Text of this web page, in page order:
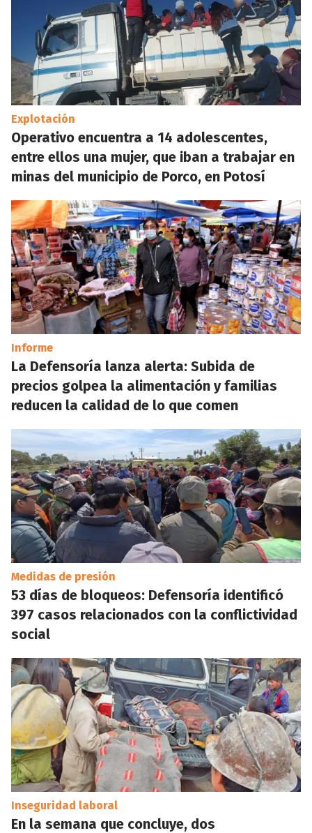
Explotación
Operativo encuentra a 14 adolescentes,
entre ellos una mujer, que iban a trabajar en
minas del municipio de Porco, en Potosí
Informe
La Defensoría lanza alerta: Subida de
precios golpea la alimentación y familias
reducen la calidad de lo que comen
Medidas de presión
53 días de bloqueos: Defensoría identificó
397 casos relacionados con la conflictividad
social
Inseguridad laboral
En la semana que concluye, dos